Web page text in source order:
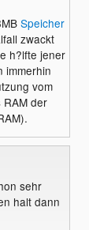
Speicher
zwackt
h?lfte jener
immerhin
vom
RAM der
sehr
halt dann